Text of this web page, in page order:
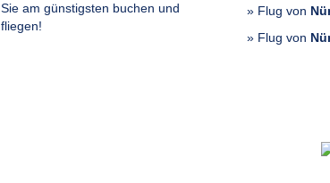
Sie am günstigsten buchen und
fliegen!
» Flug von
» Flug von